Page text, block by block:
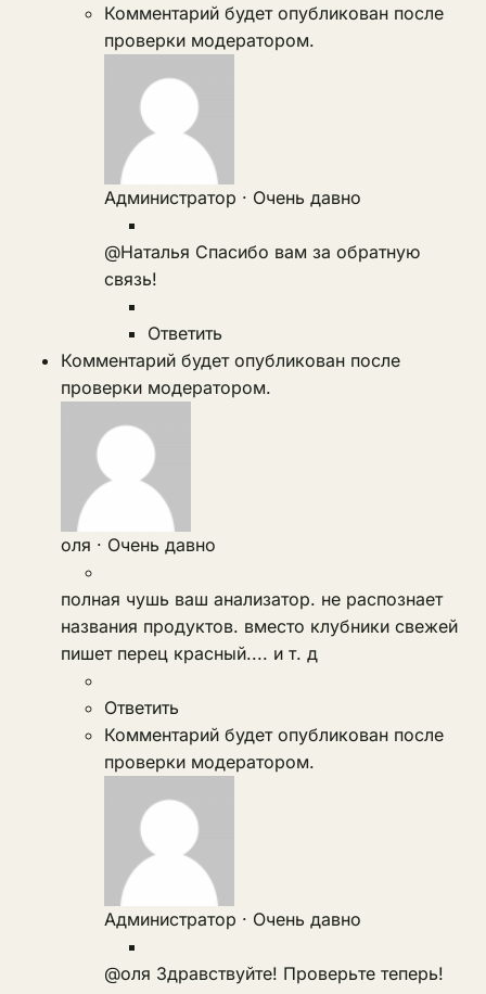
Комментарий будет опубликован после
проверки модератором.
Администратор · Очень давно
@Наталья Спасибо вам за обратную
связь!
Ответить
Комментарий будет опубликован после
проверки модератором.
оля · Очень давно
полная чушь ваш анализатор. не распознает
названия продуктов. вместо клубники свежей
пишет перец красный.... и т. д
Ответить
Комментарий будет опубликован после
проверки модератором.
Администратор · Очень давно
@оля Здравствуйте! Проверьте теперь!